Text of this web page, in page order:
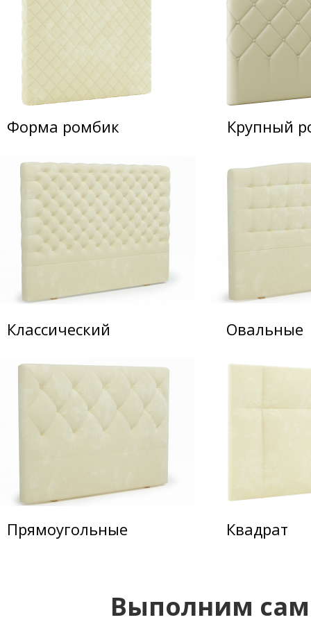
Форма ромбик Крупный
Квадрат
Овальные
Выполним
Прямоугольные
Классический